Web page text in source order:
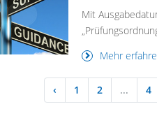
Mit
Mehr
‹ 1 2 ... 4